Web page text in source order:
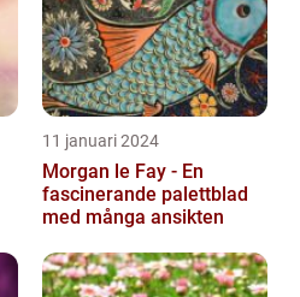
11 januari 2024
Morgan le Fay - En
fascinerande palettblad
med många ansikten